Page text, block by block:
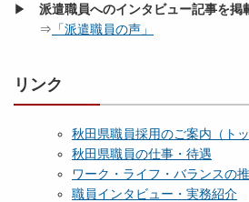
▶ 派遣職員へのインタビュー記事を掲
⇒ 「派遣職員の声」
リンク
秋田県職員採用のご案内（トッ
秋田県職員の仕事・待遇
ワーク・ライフ・バランスの
職員インタビュー・実務紹介